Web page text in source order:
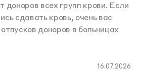
доноров всех групп крови. Если
сдавать кровь, очень вас
доноров в больницах
16.07.2026